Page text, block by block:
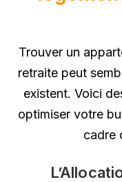
Trouver un
retraite peut
existent. Voici
optimiser votre
cadre